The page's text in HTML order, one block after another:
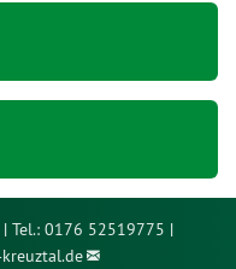
Tel.: 0176 52519775 |